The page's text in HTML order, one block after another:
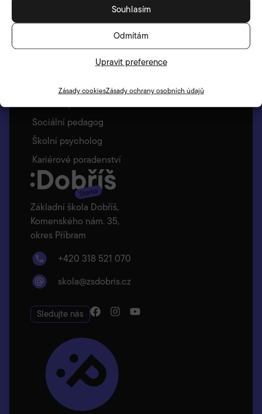
Souhlasím
Odmítám
Upravit preference
Zásady cookiesZásady ochrany osobních údajů
Základní škola Dobříš,
Komenského nám. 35,
okres Příbram
+420 318 521 070
skola@zsdobris.cz
Sledujte nás
Školní poradenské pracoviště
Základní informace
Výchovný poradce
Metodik prevence
Sociální pedagog
Školní psycholog
Kariérové poradenství